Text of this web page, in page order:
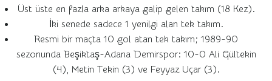
Üst üste en fazla arka arkaya galip gelen takım (18 Kez).
İki senede sadece 1 yenilgi alan tek takım.
Resmi bir maçta 10 gol atan tek takım; 1989-90
sezonunda Beşiktaş-Adana Demirspor: 10-0 Ali Gültekin
(4), Metin Tekin (3) ve Feyyaz Uçar (3).